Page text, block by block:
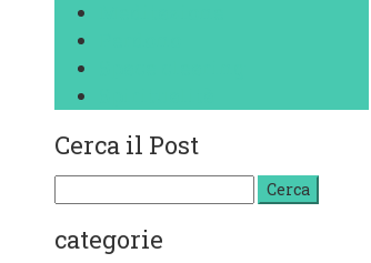
Cerca il Post
per:
categorie